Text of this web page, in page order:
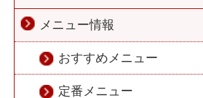
メニュー情報
おすすめメニュー
定番メニュー